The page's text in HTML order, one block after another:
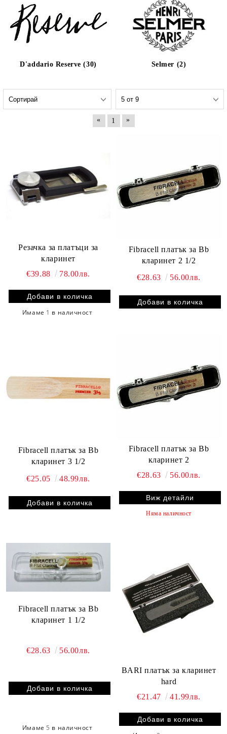
D'addario Reserve (30) Selmer (2)
« 1 »
Резачка за платъци за
кларинет
€39.88
78.00лв.
Имаме 1 в наличност
Fibracell платък за Bb
кларинет 2 1/2
€28.63
56.00лв.
Fibracell платък за Bb
кларинет 3 1/2
€25.05
48.99лв.
Fibracell платък за Bb
кларинет 2
€28.63
56.00лв.
Виж детайли
Няма наличност
Fibracell платък за Bb
кларинет 1 1/2
€28.63 56.00лв.
Имаме 5 в наличност
BARI платък за кларинет
hard
€21.47
41.99лв.